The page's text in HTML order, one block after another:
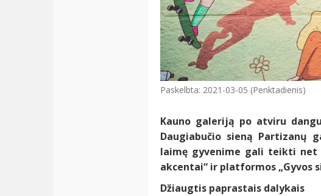
Paskelbta: 2021-03-05 (Penktadienis)
Kauno galeriją po atviru
Daugiabučio sieną Partizanų
laimę gyvenime gali teikti net
akcentai“ ir platformos „Gyvos
Džiaugtis paprastais dalykais